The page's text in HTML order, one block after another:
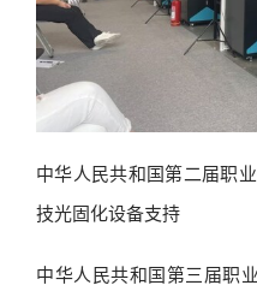
中华人民共和国第二届职
技光固化设备支持
中华人民共和国第三届职